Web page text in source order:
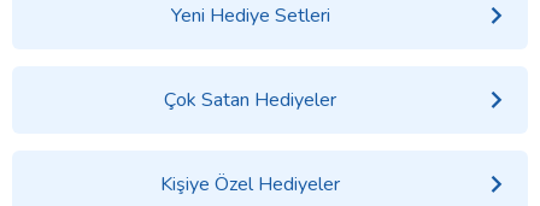
Yeni Hediye Setleri
Çok Satan Hediyeler
Kişiye Özel Hediyeler